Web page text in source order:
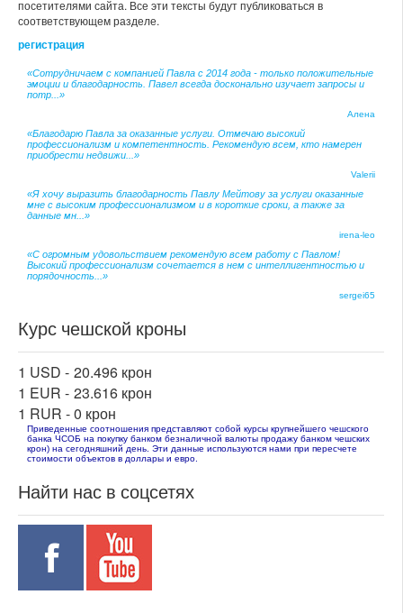
посетителями сайта. Все эти тексты будут публиковаться в
соответствующем разделе.
регистрация
«Сотрудничаем с компанией Павла с 2014 года - только положительные
эмоции и благодарность. Павел всегда досконально изучает запросы и
потр...»
Алена
«Благодарю Павла за оказанные услуги. Отмечаю высокий
профессионализм и компетентность. Рекомендую всем, кто намерен
приобрести недвижи...»
Valerii
«Я хочу выразить благодарность Павлу Мейтову за услуги оказанные
мне с высоким профессионализмом и в короткие сроки, а также за
данные мн...»
irena-leo
«С огромным удовольствием рекомендую всем работу с Павлом!
Высокий профессионализм сочетается в нем с интеллигентностью и
порядочность...»
sergei65
Курс чешской кроны
1 USD - 20.496 крон
1 EUR - 23.616 крон
1 RUR -0 крон
Приведенные соотношения представляют собой курсы крупнейшего чешского
банка ЧСОБ на покупку банком безналичной валюты продажу банком чешских
крон) на сегодняшний день. Эти данные используются нами при пересчете
стоимости объектов в доллары и евро.
Найти нас в соцсетях